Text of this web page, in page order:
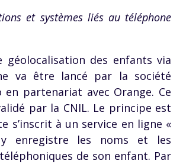
et systèmes liés au téléphone
géolocalisation des enfants via
va être lancé par la société
en partenariat avec Orange. Ce
par la CNIL. Le principe est
s’inscrit à un service en ligne «
enregistre les noms et les
de son enfant. Par